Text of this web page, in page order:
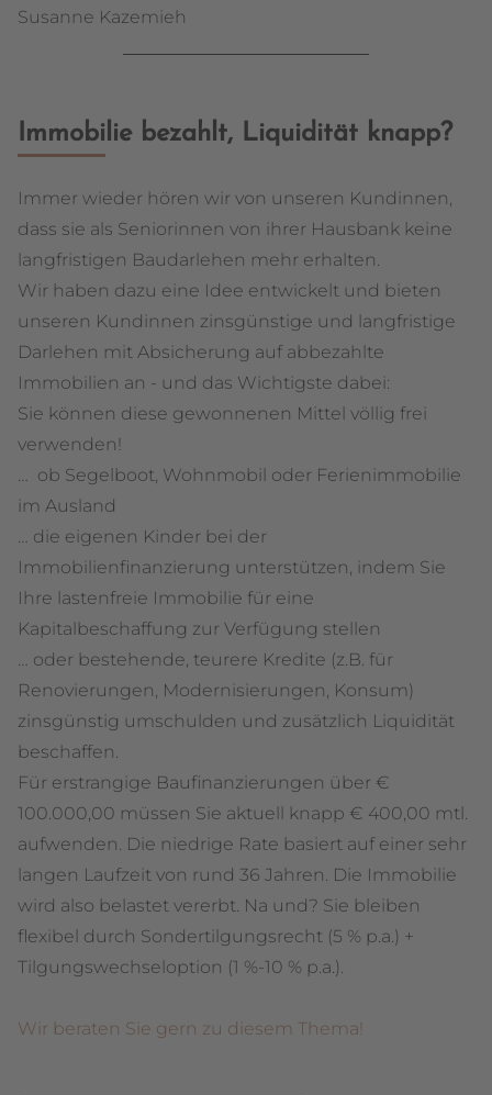
Susanne Kazemieh
Immobilie bezahlt, Liquidität knapp?
Immer wieder hören wir von unseren Kundinnen,
dass sie als Seniorinnen von ihrer Hausbank keine
langfristigen Baudarlehen mehr erhalten.
Wir haben dazu eine Idee entwickelt und bieten
unseren Kundinnen zinsgünstige und langfristige
Darlehen mit Absicherung auf abbezahlte
Immobilien an - und das Wichtigste dabei:
Sie können diese gewonnenen Mittel völlig frei
verwenden!
… ob Segelboot, Wohnmobil oder Ferienimmobilie
im Ausland
… die eigenen Kinder bei der
Immobilienfinanzierung unterstützen, indem Sie
Ihre lastenfreie Immobilie für eine
Kapitalbeschaffung zur Verfügung stellen
… oder bestehende, teurere Kredite (z.B. für
Renovierungen, Modernisierungen, Konsum)
zinsgünstig umschulden und zusätzlich Liquidität
beschaffen.
Für erstrangige Baufinanzierungen über €
100.000,00 müssen Sie aktuell knapp € 400,00 mtl.
aufwenden. Die niedrige Rate basiert auf einer sehr
langen Laufzeit von rund 36 Jahren. Die Immobilie
wird also belastet vererbt. Na und? Sie bleiben
flexibel durch Sondertilgungsrecht (5 % p.a.) +
Tilgungswechseloption (1 %-10 % p.a.).
Wir beraten Sie gern zu diesem Thema!